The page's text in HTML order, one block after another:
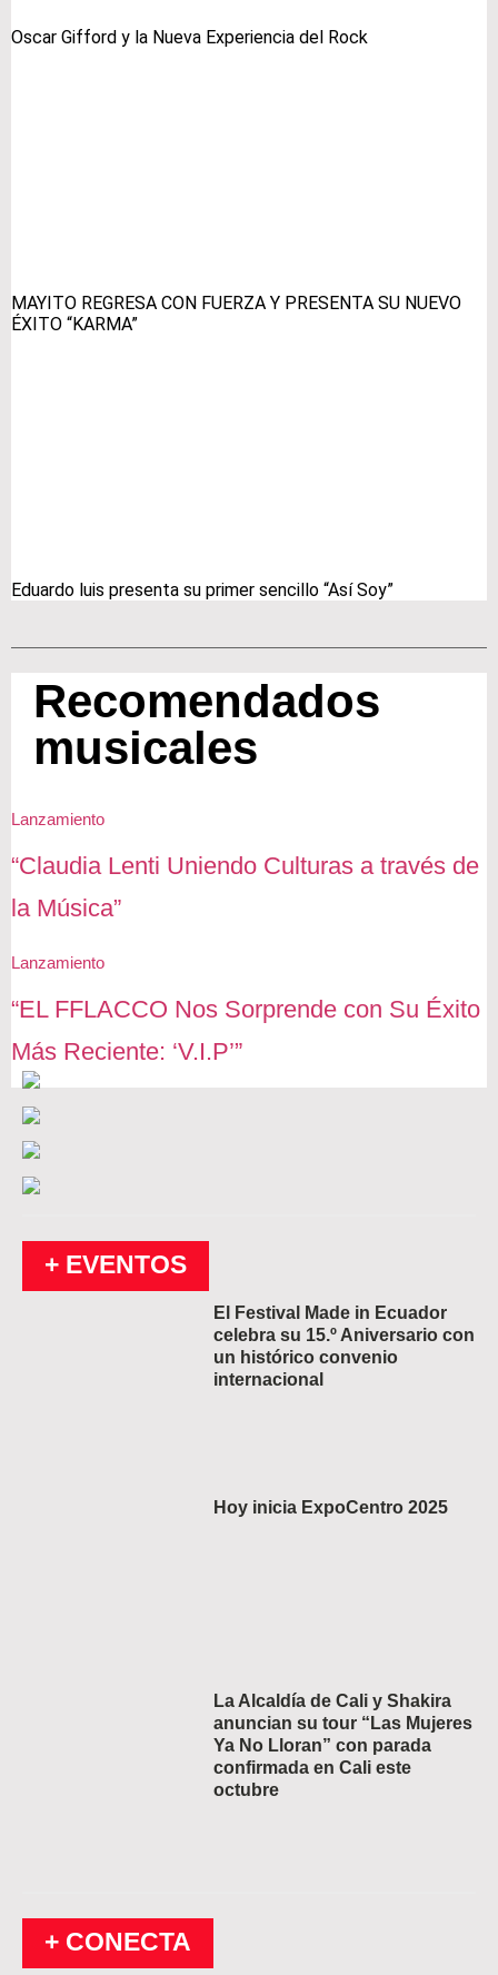
Oscar Gifford y la Nueva Experiencia del Rock
MAYITO REGRESA CON FUERZA Y PRESENTA SU NUEVO
ÉXITO “KARMA”
Eduardo luis presenta su primer sencillo “Así Soy”
Recomendados
musicales
Lanzamiento
“Claudia Lenti Uniendo Culturas a través de
la Música”
Lanzamiento
“EL FFLACCO Nos Sorprende con Su Éxito
Más Reciente: ‘V.I.P’”
+ EVENTOS
El Festival Made in Ecuador
celebra su 15.º Aniversario con
un histórico convenio
internacional
Hoy inicia ExpoCentro 2025
La Alcaldía de Cali y Shakira
anuncian su tour “Las Mujeres
Ya No Lloran” con parada
confirmada en Cali este
octubre
+ CONECTA